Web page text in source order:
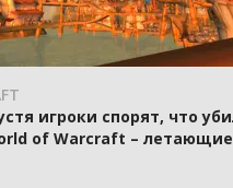
игроки спорят, что
of Warcraft –